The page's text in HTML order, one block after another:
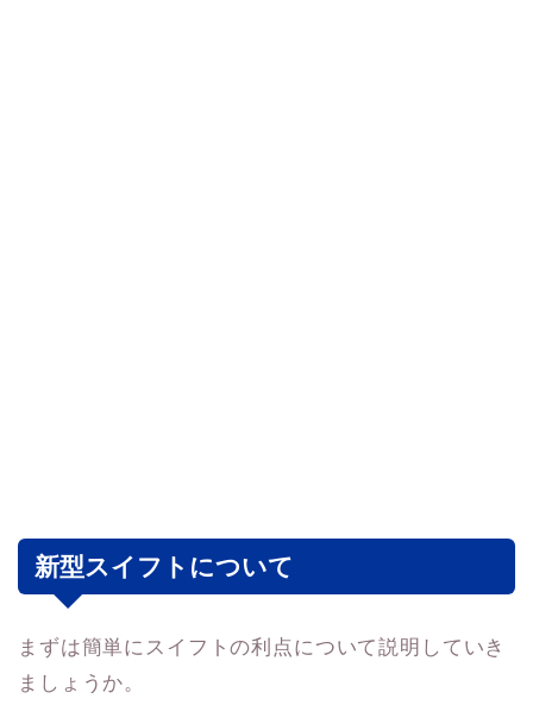
新型スイフトについて
まずは簡単にスイフトの利点について説明していき
ましょうか。